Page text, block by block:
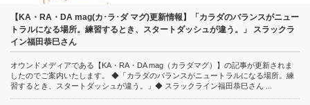
【KA・RA・DA mag(カ･ラ･ダ マグ)更新情報】「カラダのバランスがニュー
トラルになる場所。練習するとき、スタートダッシュが違う。」 スラックラ
イン福田恭巳さん
オウンドメディアである【KA・RA・DA mag（カラダマグ）】の記事が更新されま
したのでご案内いたします。 ◆「カラダのバランスがニュートラルになる場所。練
習するとき、スタートダッシュが違う。」◆ スラックライン福田恭巳さん ...